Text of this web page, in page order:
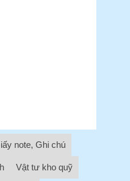
note, Ghi chú
Vật tư kho quỹ